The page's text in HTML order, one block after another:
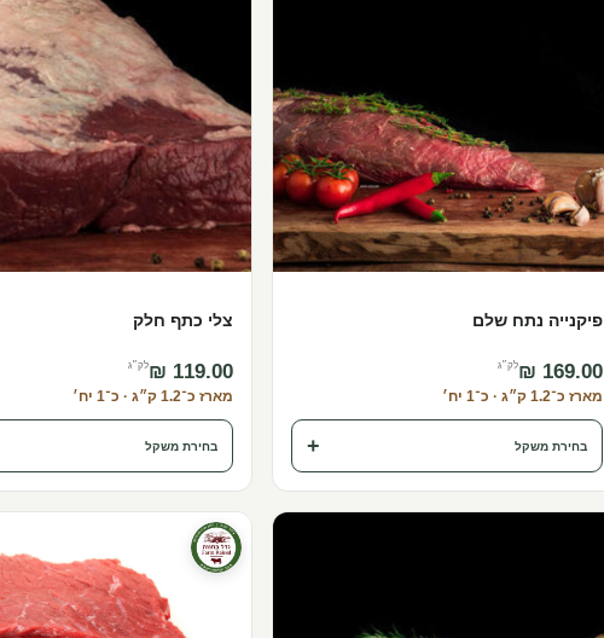
פיקנייה נתח שלם
לק״ג
מארז כ־1.2 ק״ג · כ־1 יח׳
בחירת משקל +
צלי כתף חלק
לק״ג
מארז כ־1.2 ק״ג · כ־1 יח׳
בחירת משקל